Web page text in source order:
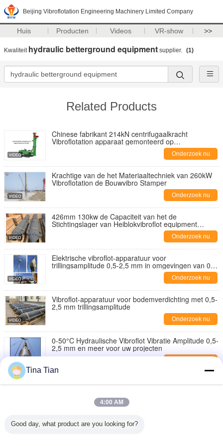
Beijing Vibroflotation Engineering Machinery Limited Company
Huis Producten Videos VR-show >>
Kwaliteit hydraulic betterground equipment supplier. (1)
Related Products
Chinese fabrikant 214kN centrifugaalkracht
Vibroflotation apparaat gemonteerd op
boorinstallatie die het energiesysteem deeltOnderzoek nu
Krachtige van de het Materiaaltechniek van 260kW
Vibroflotation de Bouwvibro Stamper
Onderzoek nu
426mm 130kw de Capaciteit van het de
Stichtingslager van Heiblokvibroflot equipment
Onderzoek nu
Elektrische vibroflot-apparatuur voor
trillingsamplitude 0,5-2,5 mm in omgevingen van 0-
Onderzoek nu
Vibroflot-apparatuur voor bodemverdichting met 0,5-
2,5 mm trillingsamplitude
Onderzoek nu
0-50°C Hydraulische Vibroflot Vibratie Amplitude 0,5-
2,5 mm en meer voor uw projecten
Verbetering van de bodem met staal Vibroflot-
176kW Power Pack Hydraulische Vibroflot aangepast
aan de frequentie van de bodemlaag in
Tina Tian
4:00 AM
Good day, what product are you looking for?